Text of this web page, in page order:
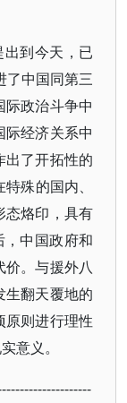
出到今天，已
了中国同第三
政治斗争中
经济关系中
出了开拓性的
殊的国内、
态烙印，具有
，中国政府和
。与援外八
翻天覆地的
则进行理性
意义。